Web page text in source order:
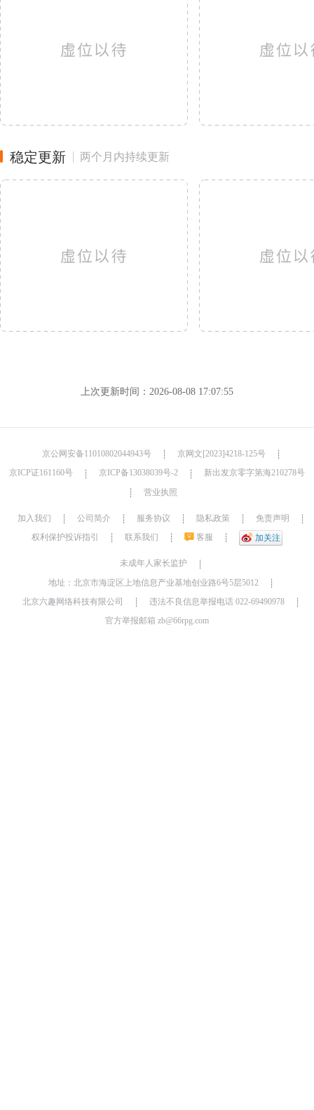
稳定更新 两个月内持续更新
上次更新时间：2026-08-08 17:07:55
京公网安备11010802044943号 ┊ 京网文[2023]4218-125号
┊
京ICP证161160号
┊ 京ICP备13038039号-2 ┊ 新出发京零字第海210278号
┊ 营业执照
加入我们 ┊ 公司简介 ┊ 服务协议 ┊ 隐私政策 ┊ 免责声明
┊
权利保护投诉指引
┊ 联系我们 ┊ 客服 ┊ 加关注
未成年人家长监护
┊
地址：北京市海淀区上地信息产业基地创业路6号5层5012
┊
北京六趣网络科技有限公司
┊ 违法不良信息举报电话 022-69490978
┊
官方举报邮箱 zb@66rpg.com